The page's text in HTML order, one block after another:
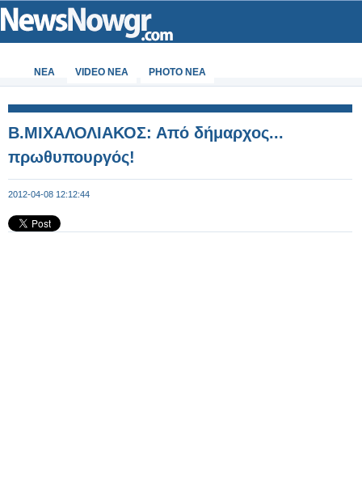
ΝΕΑ VIDEO NEA PHOTO NEA
Β.ΜΙΧΑΛΟΛΙΑΚΟΣ: Από δήμαρχος...
πρωθυπουργός!
2012-04-08 12:12:44